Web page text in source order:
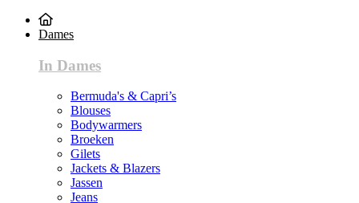
Dames
In Dames
Bermuda's & Capri’s
Blouses
Bodywarmers
Broeken
Gilets
Jackets & Blazers
Jassen
Jeans